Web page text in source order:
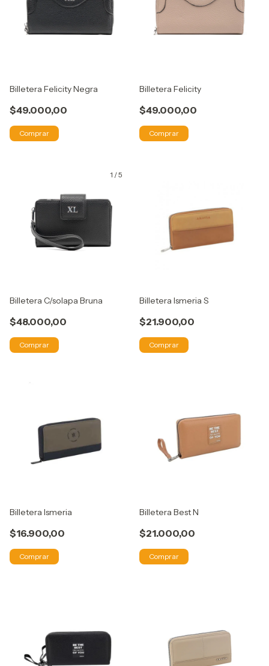
Billetera Felicity Negra
$49.000,00
Comprar
Billetera Felicity
$49.000,00
Comprar
1 /5
Billetera C/solapa Bruna
$48.000,00
Comprar
Billetera Ismeria S
$21.900,00
Comprar
Billetera Ismeria
$16.900,00
Comprar
Billetera Best N
$21.000,00
Comprar